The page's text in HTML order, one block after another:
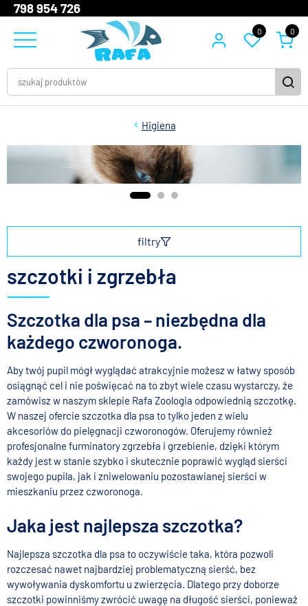
798 954 726
0 0
Higiena
filtry
szczotki i zgrzebła
Szczotka dla psa – niezbędna dla
każdego czworonoga.
Aby twój pupil mógł wyglądać atrakcyjnie możesz w łatwy sposób
osiągnąć cel i nie poświęcać na to zbyt wiele czasu wystarczy, że
zamówisz w naszym sklepie Rafa Zoologia odpowiednią szczotkę.
W naszej ofercie szczotka dla psa to tylko jeden z wielu
akcesoriów do pielęgnacji czworonogów. Oferujemy również
profesjonalne furminatory zgrzebła i grzebienie, dzięki którym
każdy jest w stanie szybko i skutecznie poprawić wygląd sierści
swojego pupila, jak i zniwelowaniu pozostawianej sierści w
mieszkaniu przez czworonoga.
Jaka jest najlepsza szczotka?
Najlepsza szczotka dla psa to oczywiście taka, która pozwoli
rozczesać nawet najbardziej problematyczną sierść, bez
wywoływania dyskomfortu u zwierzęcia. Dlatego przy doborze
szczotki powinniśmy zwrócić uwagę na długość sierści, ponieważ